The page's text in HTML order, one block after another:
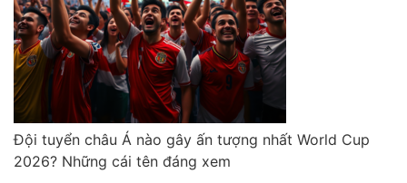
Đội tuyển châu Á nào gây ấn tượng nhất World Cup
2026? Những cái tên đáng xem